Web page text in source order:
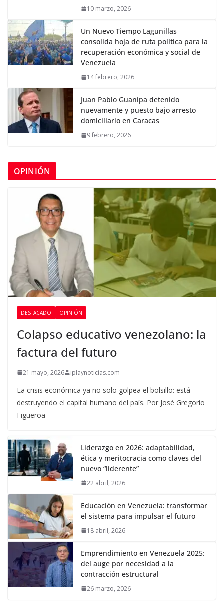
10 marzo, 2026
Un Nuevo Tiempo Lagunillas
consolida hoja de ruta política para la
recuperación económica y social de
Venezuela
14 febrero, 2026
Juan Pablo Guanipa detenido
nuevamente y puesto bajo arresto
domiciliario en Caracas
9 febrero, 2026
OPINIÓN
DESTACADO OPINIÓN
Colapso educativo venezolano: la
factura del futuro
21 mayo, 2026 iplaynoticias.com
La crisis económica ya no solo golpea el bolsillo: está
destruyendo el capital humano del país. Por José Gregorio
Figueroa
Liderazgo en 2026: adaptabilidad,
ética y meritocracia como claves del
nuevo “liderente”
22 abril, 2026
Educación en Venezuela: transformar
el sistema para impulsar el futuro
18 abril, 2026
Emprendimiento en Venezuela 2025:
del auge por necesidad a la
contracción estructural
26 marzo, 2026